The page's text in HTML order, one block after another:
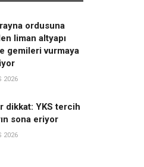
ordusuna
liman altyapı
gemileri vurmaya
2026
dikkat: YKS tercih
sona eriyor
2026